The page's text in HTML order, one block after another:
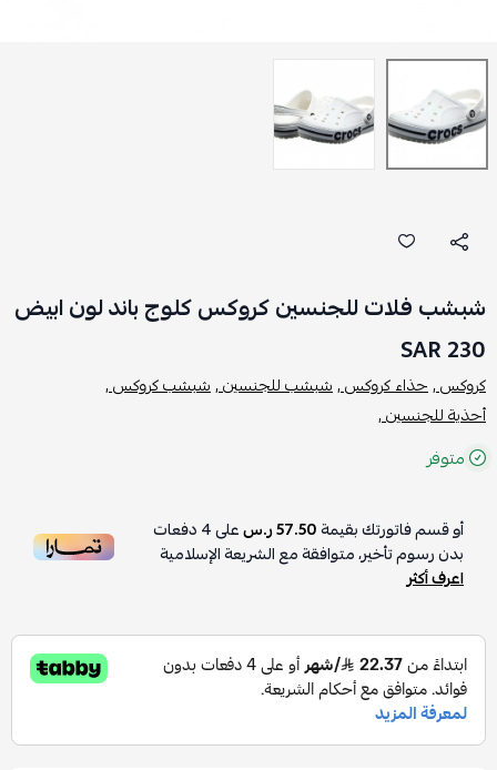
شبشب فلات للجنسين كروكس كلوج باند لون ابيض
230 SAR
كروكس ,حذاء كروكس ,شبشب للجنسين ,شبشب كروكس ,
أحذية للجنسين ,
متوفر
أو قسم فاتورتك بقيمة57.50 ر.س على4دفعات
بدون رسوم تأخير، متوافقة مع الشريعة الإسلامية
اعرف أكثر